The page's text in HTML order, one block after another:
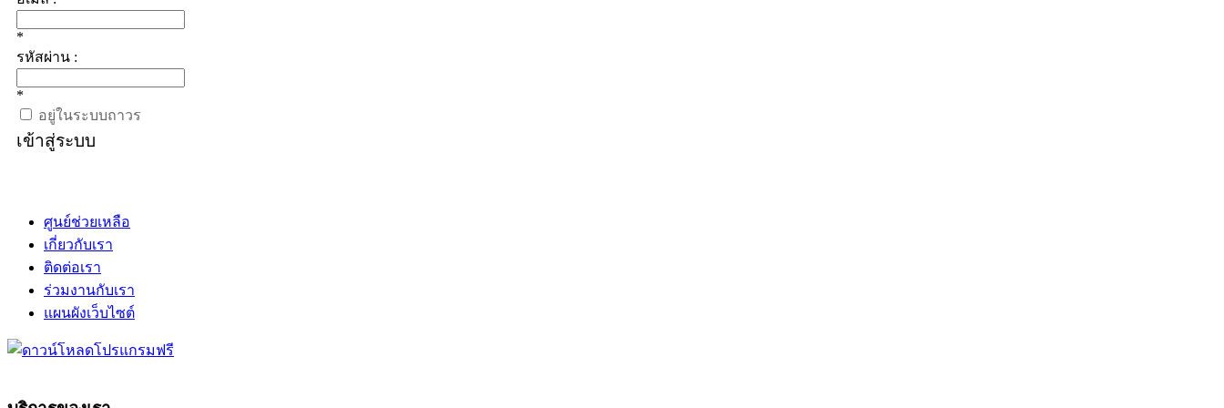
*
รหัสผ่าน :
*
อยู่ในระบบถาวร
เข้าสู่ระบบ
ศูนย์ช่วยเหลือ
เกี่ยวกับเรา
ติดต่อเรา
ร่วมงานกับเรา
แผนผังเว็บไซต์